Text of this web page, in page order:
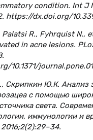
condition. Int J
https://dx.doi.org/
Palatsi R., Fyhrquist N.,
in acne lesions.
10.1371/
Скрипкин Ю.К. Анализ
с помощью
света.
иммунологии и